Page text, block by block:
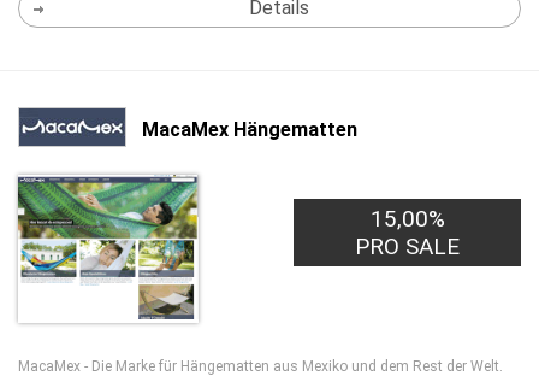
Details
MacaMex Hängematten
15,00%
PRO SALE
MacaMex - Die Marke für Hängematten aus Mexiko und dem Rest der Welt.